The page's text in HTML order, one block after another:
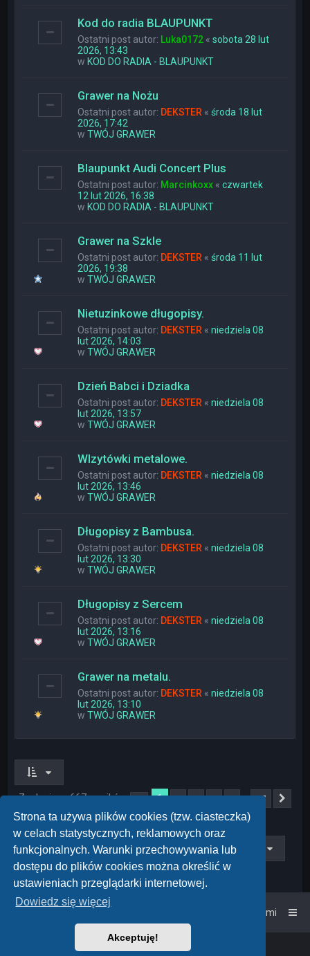
Strona ta używa plików cookies (tzw. ciasteczka)
w celach statystycznych, reklamowych oraz
funkcjonalnych. Warunki przechowywania lub
dostępu do plików cookies można określić w
ustawieniach przeglądarki internetowej.
Dowiedz się więcej
Akceptuję!
Kod do radia BLAUPUNKT
Ostatni post autor: Luka0172 «sobota 28 lut
2026, 13:43
w KOD DO RADIA - BLAUPUNKT
Grawer na Nożu
Ostatni post autor: DEKSTER «środa 18 lut
2026, 17:42
wTWÓJ GRAWER
Blaupunkt Audi Concert Plus
Ostatni post autor: Marcinkoxx «czwartek
12 lut 2026, 16:38
w KOD DO RADIA - BLAUPUNKT
Grawer na Szkle
Ostatni post autor: DEKSTER «środa 11 lut
2026, 19:38
wTWÓJ GRAWER
Nietuzinkowe długopisy.
Ostatni post autor: DEKSTER «niedziela 08
lut 2026, 14:03
wTWÓJ GRAWER
Dzień Babci i Dziadka
Ostatni post autor: DEKSTER «niedziela 08
lut 2026, 13:57
wTWÓJ GRAWER
WIzytówki metalowe.
Ostatni post autor: DEKSTER «niedziela 08
lut 2026, 13:46
wTWÓJ GRAWER
Długopisy z Bambusa.
Ostatni post autor: DEKSTER «niedziela 08
lut 2026, 13:30
wTWÓJ GRAWER
Długopisy z Sercem
Ostatni post autor: DEKSTER «niedziela 08
lut 2026, 13:16
wTWÓJ GRAWER
Grawer na metalu.
Ostatni post autor: DEKSTER «niedziela 08
lut 2026, 13:10
wTWÓJ GRAWER
Znaleziono 667 wyników 1 2 3 4 5 … 27
Przejdź do
Kontakt z nami
phpBB
PlanetStyles